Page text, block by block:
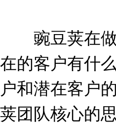
豌豆荚在做
在的客户有什
户和潜在客户
荚团队核心的